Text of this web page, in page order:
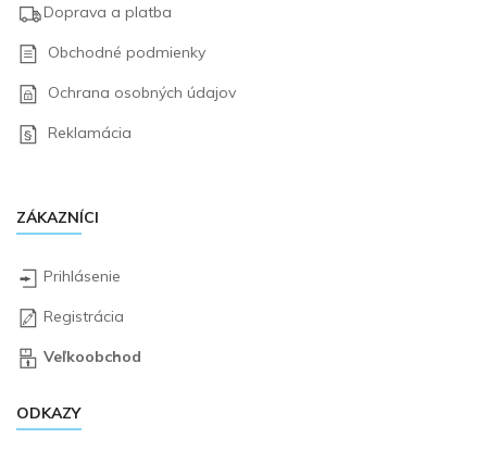
Doprava a platba
Obchodné podmienky
Ochrana osobných údajov
Reklamácia
ZÁKAZNÍCI
Prihlásenie
Registrácia
Veľkoobchod
ODKAZY